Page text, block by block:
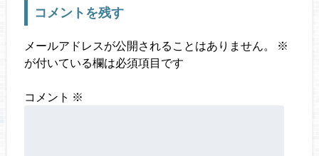
コメントを残す
メールアドレスが公開されることはありません。
※
が付いている欄は必須項目です
コメント ※